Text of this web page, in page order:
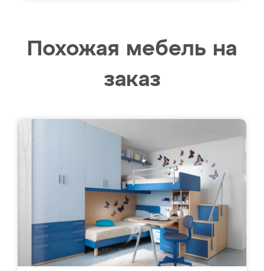
Похожая мебель на
заказ